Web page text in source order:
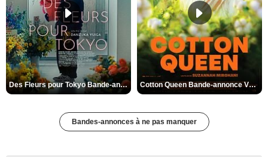
Des Fleurs pour Tokyo Bande-annonce VO STFR Cotton Queen Bande-annonce VO STFR
Bandes-annonces à ne pas manquer